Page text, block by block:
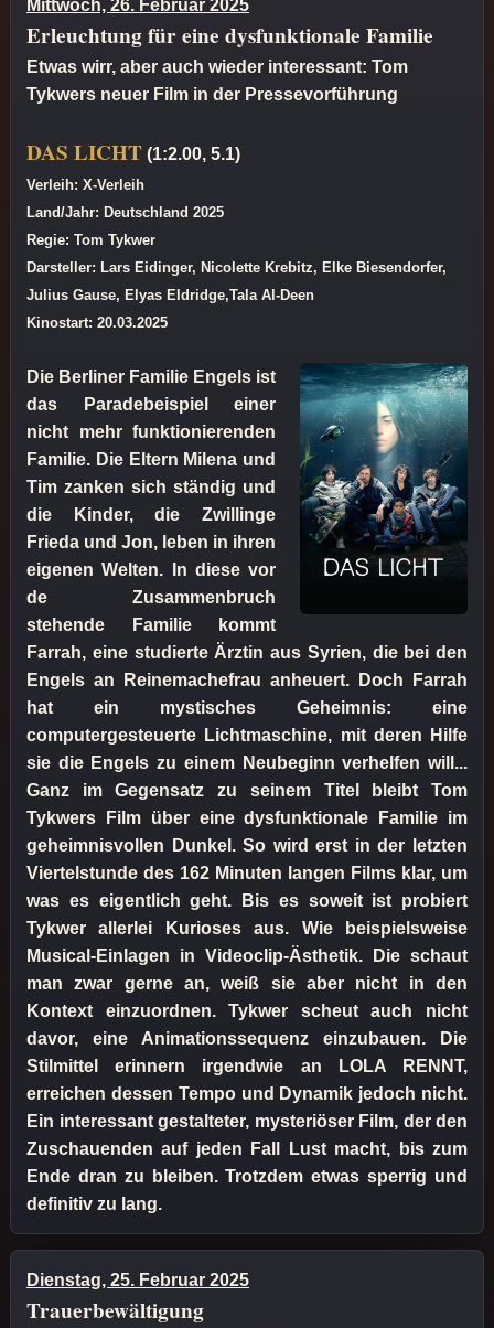
Mittwoch, 26. Februar 2025
Erleuchtung für eine dysfunktionale Familie
Etwas wirr, aber auch wieder interessant: Tom
Tykwers neuer Film in der Pressevorführung
DAS LICHT (1:2.00, 5.1)
Verleih: X-Verleih
Land/Jahr: Deutschland 2025
Regie: Tom Tykwer
Darsteller: Lars Eidinger, Nicolette Krebitz, Elke Biesendorfer,
Julius Gause, Elyas Eldridge,Tala Al-Deen
Kinostart: 20.03.2025
Die Berliner Familie Engels ist
das Paradebeispiel einer
nicht mehr funktionierenden
Familie. Die Eltern Milena und
Tim zanken sich ständig und
die Kinder, die Zwillinge
Frieda und Jon, leben in ihren
eigenen Welten. In diese vor
de Zusammenbruch
stehende Familie kommt
Farrah, eine studierte Ärztin aus Syrien, die bei den
Engels an Reinemachefrau anheuert. Doch Farrah
hat ein mystisches Geheimnis: eine
computergesteuerte Lichtmaschine, mit deren Hilfe
sie die Engels zu einem Neubeginn verhelfen will...
Ganz im Gegensatz zu seinem Titel bleibt Tom
Tykwers Film über eine dysfunktionale Familie im
geheimnisvollen Dunkel. So wird erst in der letzten
Viertelstunde des 162 Minuten langen Films klar, um
was es eigentlich geht. Bis es soweit ist probiert
Tykwer allerlei Kurioses aus. Wie beispielsweise
Musical-Einlagen in Videoclip-Ästhetik. Die schaut
man zwar gerne an, weiß sie aber nicht in den
Kontext einzuordnen. Tykwer scheut auch nicht
davor, eine Animationssequenz einzubauen. Die
Stilmittel erinnern irgendwie an LOLA RENNT,
erreichen dessen Tempo und Dynamik jedoch nicht.
Ein interessant gestalteter, mysteriöser Film, der den
Zuschauenden auf jeden Fall Lust macht, bis zum
Ende dran zu bleiben. Trotzdem etwas sperrig und
definitiv zu lang.
Dienstag, 25. Februar 2025
Trauerbewältigung